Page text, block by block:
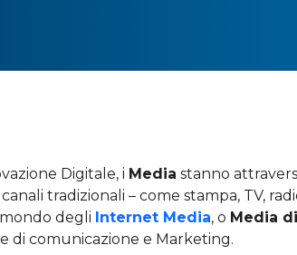
Digitale, i Media stanno
tradizionali – come stampa, TV,
degli Internet Media, o Media
di comunicazione e Marketing.